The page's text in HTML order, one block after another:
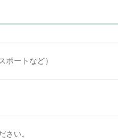
ポートなど）
さい。